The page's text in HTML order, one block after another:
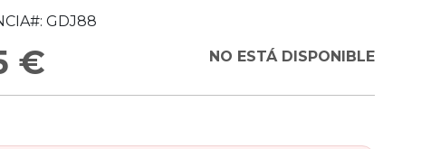
GDJ88
€ NO ESTÁ DISPONIBLE